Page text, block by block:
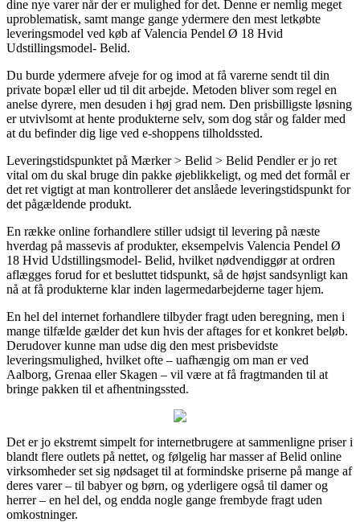
dine nye varer når der er mulighed for det. Denne er nemlig meget
uproblematisk, samt mange gange ydermere den mest letkøbte
leveringsmodel ved køb af Valencia Pendel Ø 18 Hvid
Udstillingsmodel- Belid.
Du burde ydermere afveje for og imod at få varerne sendt til din
private bopæl eller ud til dit arbejde. Metoden bliver som regel en
anelse dyrere, men desuden i høj grad nem. Den prisbilligste løsning
er utvivlsomt at hente produkterne selv, som dog står og falder med
at du befinder dig lige ved e-shoppens tilholdssted.
Leveringstidspunktet på Mærker > Belid > Belid Pendler er jo ret
vital om du skal bruge din pakke øjeblikkeligt, og med det formål er
det ret vigtigt at man kontrollerer det anslåede leveringstidspunkt for
det pågældende produkt.
En række online forhandlere stiller udsigt til levering på næste
hverdag på massevis af produkter, eksempelvis Valencia Pendel Ø
18 Hvid Udstillingsmodel- Belid, hvilket nødvendiggør at ordren
aflægges forud for et besluttet tidspunkt, så de højst sandsynligt kan
nå at få produkterne klar inden lagermedarbejderne tager hjem.
En hel del internet forhandlere tilbyder fragt uden beregning, men i
mange tilfælde gælder det kun hvis der aftages for et konkret beløb.
Derudover kunne man udse dig den mest prisbevidste
leveringsmulighed, hvilket ofte – uafhængig om man er ved
Aalborg, Grenaa eller Skagen – vil være at få fragtmanden til at
bringe pakken til et afhentningssted.
Det er jo ekstremt simpelt for internetbrugere at sammenligne priser i
blandt flere outlets på nettet, og følgelig har masser af Belid online
virksomheder set sig nødsaget til at formindske priserne på mange af
deres varer – til babyer og børn, og yderligere også til damer og
herrer – en hel del, og endda nogle gange frembyde fragt uden
omkostninger.